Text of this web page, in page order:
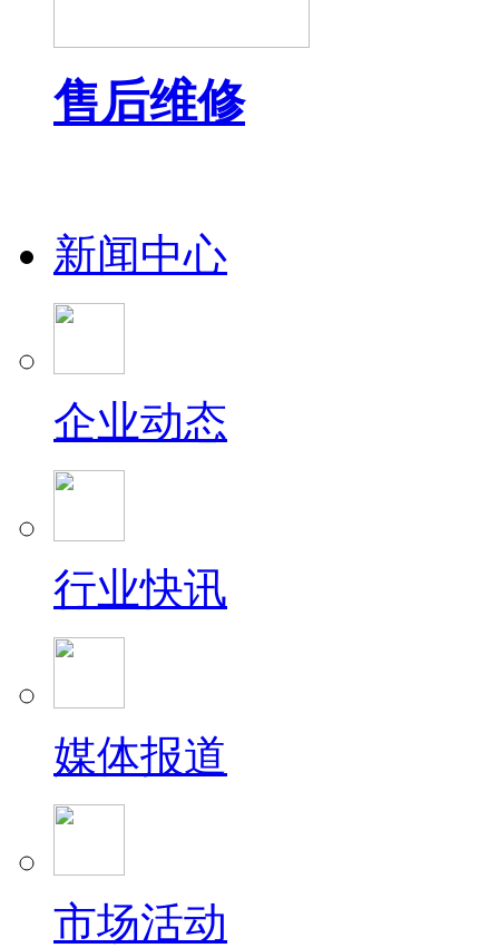
售后维修
新闻中心
企业动态
行业快讯
媒体报道
市场活动